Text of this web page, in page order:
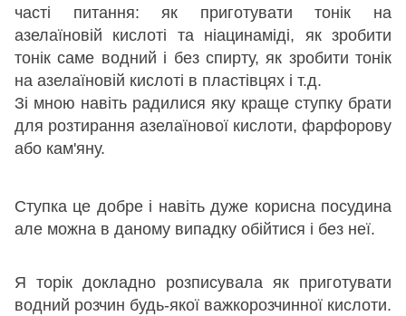
часті питання: як приготувати тонік на
азелаїновій кислоті та ніацинаміді, як зробити
тонік саме водний і без спирту, як зробити тонік
на азелаїновій кислоті в пластівцях і т.д.
Зі мною навіть радилися яку краще ступку брати
для розтирання азелаїнової кислоти, фарфорову
або кам'яну.
Ступка це добре і навіть дуже корисна посудина
але можна в даному випадку обійтися і без неї.
Я торік докладно розписувала як приготувати
водний розчин будь-якої важкорозчинної кислоти.